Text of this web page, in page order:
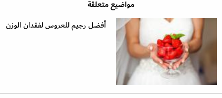
مواضيع متعلقة
أفضل رجيم للعروس لفقدان الوزن